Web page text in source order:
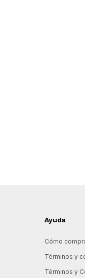
Ayuda
Cómo
Términos y
Términos y